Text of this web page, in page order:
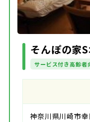
そんぽの家
サービス付き高齢者
神奈川県川崎市